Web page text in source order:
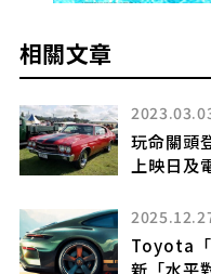
相關文章
Fast X」